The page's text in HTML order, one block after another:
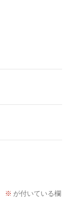
※ が付いている欄